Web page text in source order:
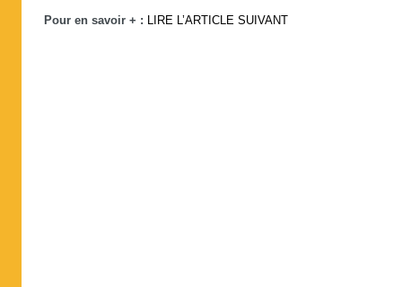
Pour en savoir + : LIRE L’ARTICLE SUIVANT